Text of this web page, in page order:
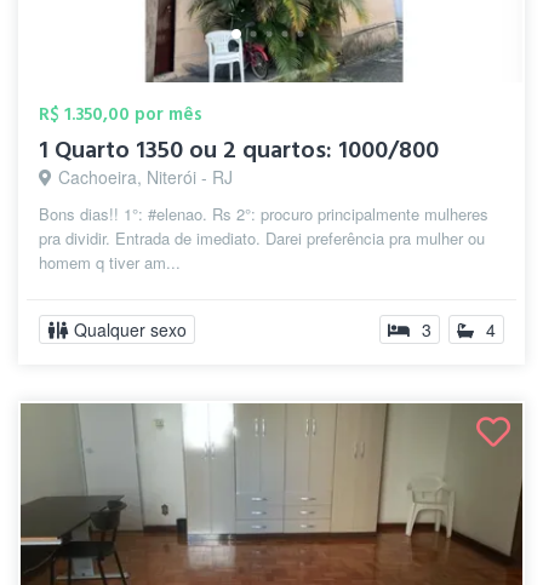
R$ 1.350,00 por mês
1 Quarto 1350 ou 2 quartos: 1000/800
Cachoeira, Niterói - RJ
Bons dias!! 1°: #elenao. Rs 2°: procuro principalmente mulheres
pra dividir. Entrada de imediato. Darei preferência pra mulher ou
homem q tiver am...
Qualquer sexo 3 4